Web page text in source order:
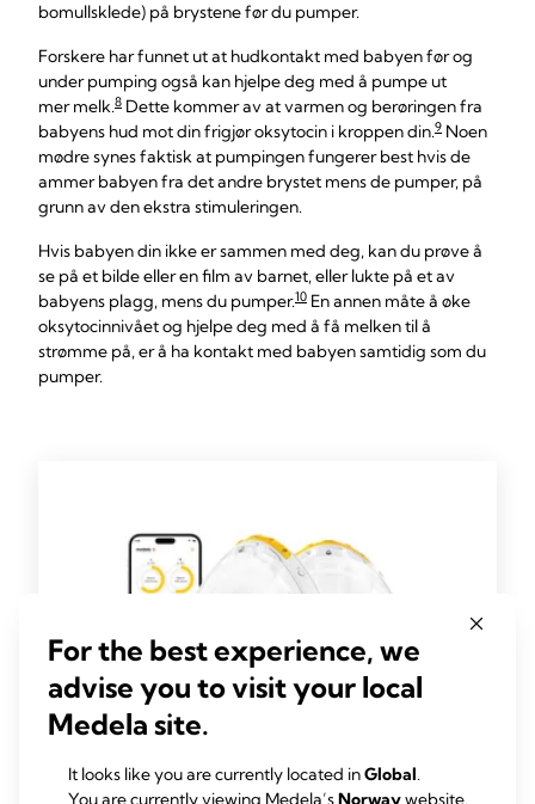
bomullsklede) på brystene før du pumper.
Forskere har funnet ut at hudkontakt med babyen før og
under pumping også kan hjelpe deg med å pumpe ut
mer melk.8 Dette kommer av at varmen og berøringen fra
babyens hud mot din frigjør oksytocin i kroppen din.9 Noen
mødre synes faktisk at pumpingen fungerer best hvis de
ammer babyen fra det andre brystet mens de pumper, på
grunn av den ekstra stimuleringen.
Hvis babyen din ikke er sammen med deg, kan du prøve å
se på et bilde eller en film av barnet, eller lukte på et av
babyens plagg, mens du pumper.10 En annen måte å øke
oksytocinnivået og hjelpe deg med å få melken til å
strømme på, er å ha kontakt med babyen samtidig som du
pumper.
For the best experience, we
advise you to visit your local
Medela site.
It looks like you are currently located inGlobal.
You are currently viewing Medela’sNorwaywebsite.